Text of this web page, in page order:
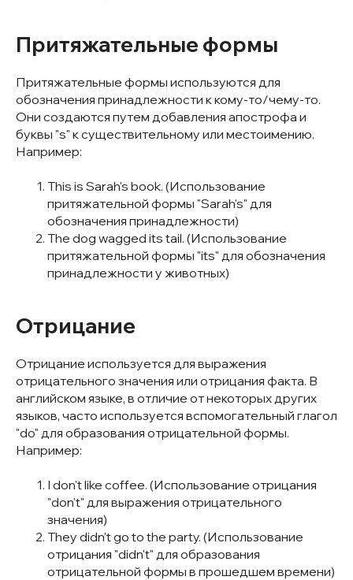
Притяжательные формы
Притяжательные формы используются для
обозначения принадлежности к кому-то/чему-то.
Они создаются путем добавления апострофа и
буквы "s" к существительному или местоимению.
Например:
This is Sarah's book. (Использование
притяжательной формы "Sarah's" для
обозначения принадлежности)
The dog wagged its tail. (Использование
притяжательной формы "its" для обозначения
принадлежности у животных)
Отрицание
Отрицание используется для выражения
отрицательного значения или отрицания факта. В
английском языке, в отличие от некоторых других
языков, часто используется вспомогательный глагол
"do" для образования отрицательной формы.
Например:
I don't like coffee. (Использование отрицания
"don't" для выражения отрицательного
значения)
They didn't go to the party. (Использование
отрицания "didn't" для образования
отрицательной формы в прошедшем времени)